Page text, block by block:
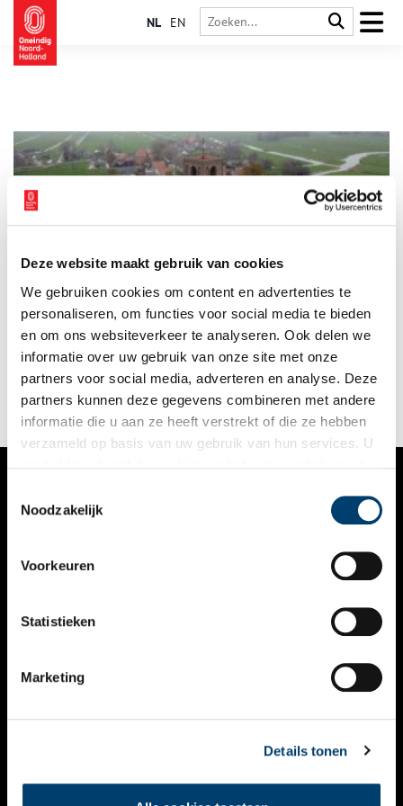
Deze website maakt gebruik van cookies
We gebruiken cookies om content en advertenties te
personaliseren, om functies voor social media te bieden
en om ons websiteverkeer te analyseren. Ook delen we
informatie over uw gebruik van onze site met onze
partners voor social media, adverteren en analyse. Deze
partners kunnen deze gegevens combineren met andere
informatie die u aan ze heeft verstrekt of die ze hebben
verzameld op basis van uw gebruik van hun services. U
Noodzakelijk
Voorkeuren
Statistieken
Marketing
Details tonen
NL EN
Er zijn verhalen die zo wonderlijk zijn dat niemand ze echt
gelooft, maar die toch eeuwenlang worden doorverteld. Een
van die verhalen is dat van het schip van Ternuten, beter
bekend als ‘De Almacht’. Een schip zó onvoorstelbaar groot, dat
het de grenzen van de zee, de logica en de fantasie tartte. Het
verhaal werd in 1940 opgetekend door de Groningse
volkskundige Kornelis ter Laan (1871-1963), maar zijn wortels
reiken veel verder dan het kleine Nederland.
VERHALEN
KALENDER
THEMA’S
VIDEO’S
CONTACT